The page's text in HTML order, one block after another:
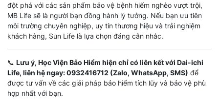
đột phá với các sản phẩm bảo vệ bệnh hiểm nghèo vượt trội,
MB Life sẽ là người bạn đồng hành lý tưởng. Nếu bạn ưu tiên
môi trường chuyên nghiệp, uy tín thương hiệu và trải nghiệm
khách hàng, Sun Life là lựa chọn đáng cân nhắc.
📞 Lưu ý, Học Viện Bảo Hiểm hiện chỉ có liên kết với Dai-ichi
Life, liên hệ ngay: 0932416712 (Zalo, WhatsApp, SMS) để
được tư vấn về các giải pháp bảo hiểm tích lũy và bảo vệ phù
hợp nhất với bạn.